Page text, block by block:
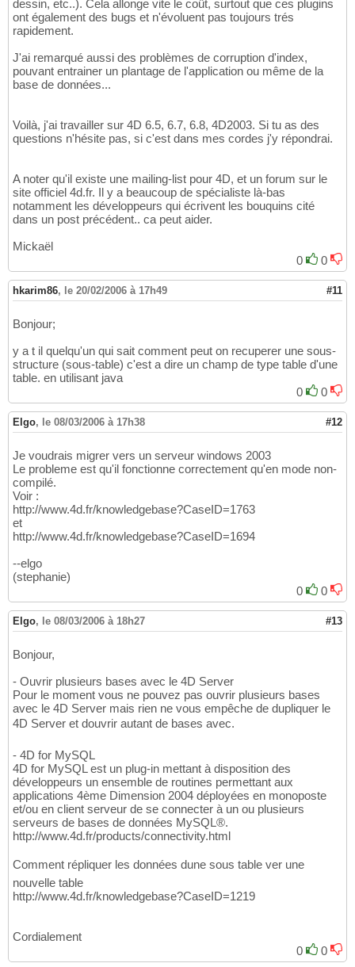
dessin, etc..). Cela allonge vite le coût, surtout que ces plugins
ont également des bugs et n'évoluent pas toujours trés
rapidement.
J'ai remarqué aussi des problèmes de corruption d'index,
pouvant entrainer un plantage de l'application ou même de la
base de données...
Voilà, j'ai travailler sur 4D 6.5, 6.7, 6.8, 4D2003. Si tu as des
questions n'hésite pas, si c'est dans mes cordes j'y répondrai.
A noter qu'il existe une mailing-list pour 4D, et un forum sur le
site officiel 4d.fr. Il y a beaucoup de spécialiste là-bas
notamment les développeurs qui écrivent les bouquins cité
dans un post précédent.. ca peut aider.
Mickaël
0
0
hkarim86, le 20/02/2006 à 17h49 #11
Bonjour;
y a t il quelqu'un qui sait comment peut on recuperer une sous-
structure (sous-table) c'est a dire un champ de type table d'une
table. en utilisant java
0
0
Elgo, le 08/03/2006 à 17h38 #12
Je voudrais migrer vers un serveur windows 2003
Le probleme est qu'il fonctionne correctement qu'en mode non-
compilé.
Voir :
http://www.4d.fr/knowledgebase?CaseID=1763
et
http://www.4d.fr/knowledgebase?CaseID=1694
--elgo
(stephanie)
0
0
Elgo, le 08/03/2006 à 18h27 #13
Bonjour,
- Ouvrir plusieurs bases avec le 4D Server
Pour le moment vous ne pouvez pas ouvrir plusieurs bases
avec le 4D Server mais rien ne vous empêche de dupliquer le
4D Server et douvrir autant de bases avec.
- 4D for MySQL
4D for MySQL est un plug-in mettant à disposition des
développeurs un ensemble de routines permettant aux
applications 4ème Dimension 2004 déployées en monoposte
et/ou en client serveur de se connecter à un ou plusieurs
serveurs de bases de données MySQL®.
http://www.4d.fr/products/connectivity.html
Comment répliquer les données dune sous table ver une
nouvelle table
http://www.4d.fr/knowledgebase?CaseID=1219
Cordialement
0
0